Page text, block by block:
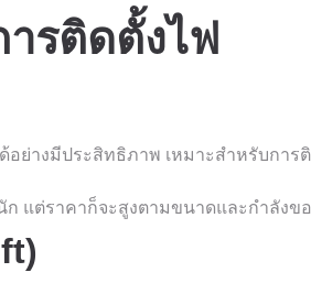
รติดตั้งไฟ
ย่างมีประสิทธิภาพ เหมาะสำหรับกา
แต่ราคาก็จะสูงตามขนาดและกำลังขอ